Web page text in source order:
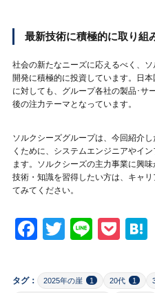
最新技術に積極的に取り組
社会の新たなニーズに応えるべく、
開発に積極的に投資しています。日
に対しても、グループ各社の製品･サ
後の注力テーマとなっています。
ソルクシーズグループは、今回紹介
くために、システムエンジニアやイ
ます。ソルクシーズの主力事業に興
技術・知識を習得したい方は、キャ
てみてください。
Facebook
TwitterLine
タグ： 2025年の崖 1 20代 1